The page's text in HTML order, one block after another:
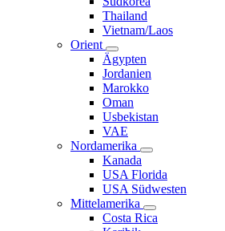
Thailand
Vietnam/Laos
Orient
Ägypten
Jordanien
Marokko
Oman
Usbekistan
VAE
Nordamerika
Kanada
USA Florida
USA Südwesten
Mittelamerika
Costa Rica